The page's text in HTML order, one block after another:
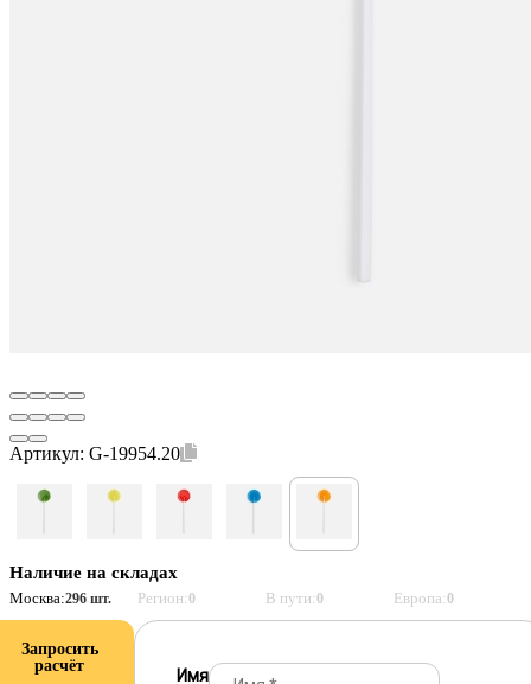
Артикул: G-19954.20
Наличие на складах
Москва:296 шт. Регион:0 В пути:0 Европа:0
Запросить
расчёт
Имя